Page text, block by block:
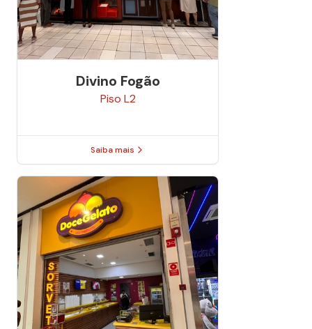
Divino Fogão
Piso L2
Saiba mais